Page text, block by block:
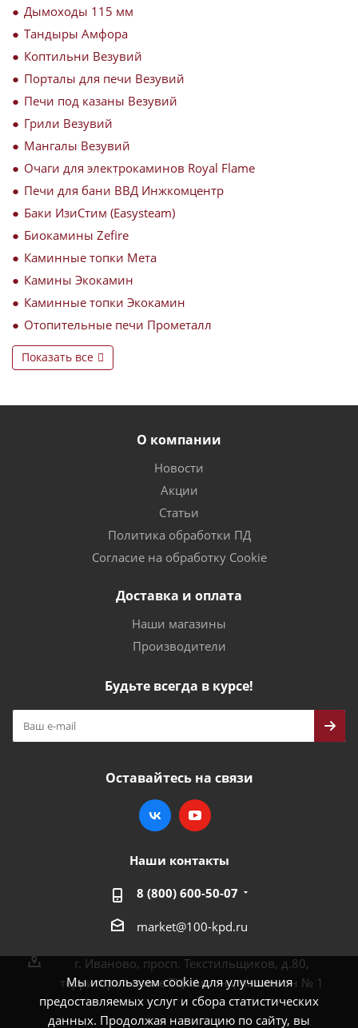
Мы используем cookie для улучшения
предоставляемых услуг и сбора статистических
данных. Продолжая навигацию по сайту, вы
Дымоходы 115 мм
Тандыры Амфора
Коптильни Везувий
Порталы для печи Везувий
Печи под казаны Везувий
Грили Везувий
Мангалы Везувий
Очаги для электрокаминов Royal Flame
Печи для бани ВВД Инжкомцентр
Баки ИзиСтим (Easysteam)
Биокамины Zefire
Каминные топки Мета
Камины Экокамин
Каминные топки Экокамин
Отопительные печи Прометалл
Показать все
О компании
Новости
Акции
Статьи
Политика обработки ПД
Согласие на обработку Cookie
Доставка и оплата
Наши магазины
Производители
Будьте всегда в курсе!
Оставайтесь на связи
Наши контакты
8 (800) 600-50-07
market@100-kpd.ru
г. Иваново, просп. Текстильщиков, д.80,
территория возле ТЦ «Аксон», павильон № 1